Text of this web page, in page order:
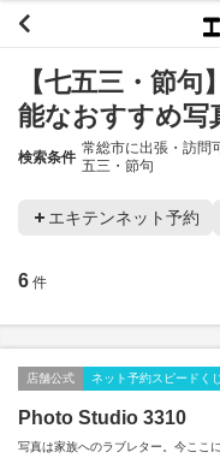
【七五三・節
能なおすすめ写
検索条件
常総市に出張・訪問
五三・節句
エキテンネット予約
6 件
店舗公式 ネット予約スピードく
Photo Studio 3310
写真は家族へのラブレター。今ここ